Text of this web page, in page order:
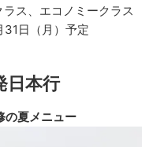
ス、エコノミークラス
日（月）予定
日本行
の夏メニュー